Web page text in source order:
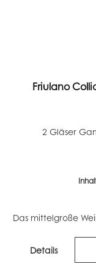
Friulano
2 Gläser
Das mittelgroße
Details